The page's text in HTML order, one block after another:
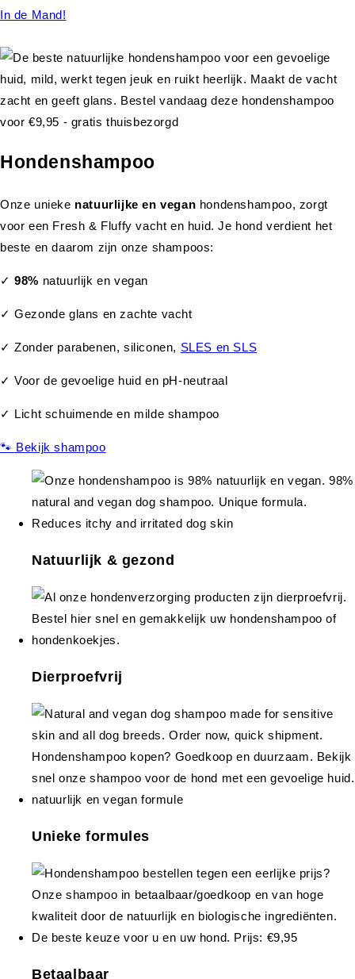
In de Mand!
Hondenshampoo
Onze unieke natuurlijke en vegan hondenshampoo, zorgt
voor een Fresh & Fluffy vacht en huid. Je hond verdient het
beste en daarom zijn onze shampoos:
✓98% natuurlijk en vegan
✓ Gezonde glans en zachte vacht
✓ Zonder parabenen, siliconen, SLES en SLS
✓ Voor de gevoelige huid en pH-neutraal
✓ Licht schuimende en milde shampoo
🐾 Bekijk shampoo
Natuurlijk & gezond
Dierproefvrij
Unieke formules
Betaalbaar